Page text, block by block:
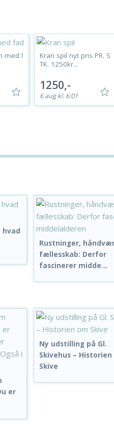
med l
Kran spil nyt pris PR. S
TK. 1250kr...
1250,-
6 aug kl. 6:01
hvad
Rustninger,
fællesskab: Derfor
fascinerer midde...
er
Ny udstilling på Gl.
Skivehus – Historien
Skive